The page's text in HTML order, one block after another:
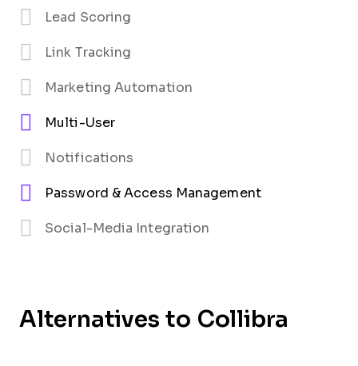
Lead Scoring
Link Tracking
Marketing Automation
Multi-User
Notifications
Password & Access Management
Social-Media Integration
Alternatives to Collibra